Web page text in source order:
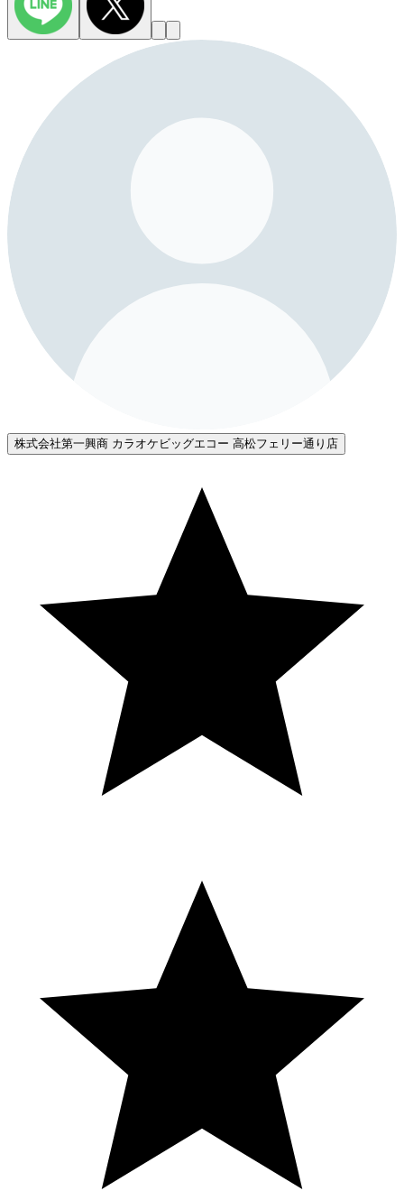
株式会社第一興商 カラオケビッグエコー 高松フェリー通り店